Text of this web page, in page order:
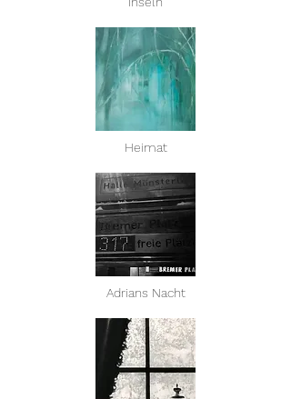
Heimat
Adrians Nacht